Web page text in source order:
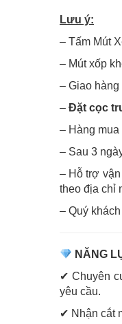
Lưu ý:
– Tấm Mút
– Mút xốp
– Giao
– Đặt cọc
– Hàng
– Sau 3
– Hỗ trợ
theo địa chỉ
– Quý
NĂNG
✔ Chuyên
yêu cầu.
✔ Nhận cắt